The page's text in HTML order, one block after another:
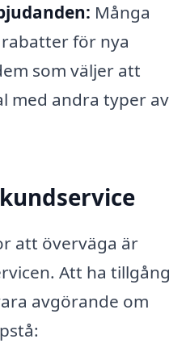
Många
för nya
som väljer att
med andra typer av
att överväga är
Att ha tillgång
avgörande om